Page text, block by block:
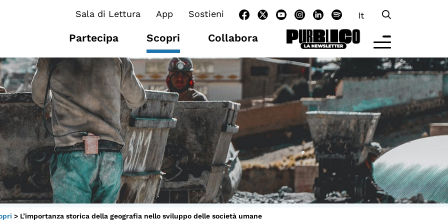
Sala di Lettura App Sostieni It
Partecipa Scopri Collabora
I CONTENUTI
Osservatori di ricerca
Progetti Nazionali
Progetti Internazionali
Pubblicazioni
Storie di Resistenza, ottant’anni
OLTRE LA SCUOLA
Attività per bambine e bambini
Programmi per le scuole
Under25
Classici del Pensiero Politico
Master e Executive Program
> L’importanza storica della geografia nello sviluppo delle società umane